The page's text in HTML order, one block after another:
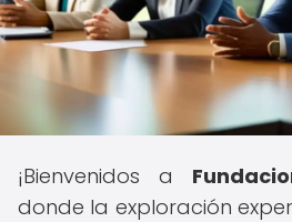
¡Bienvenidos a
donde la exploración